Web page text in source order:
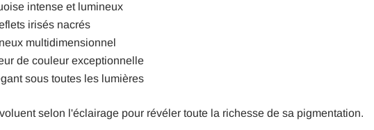
intense et lumineux
irisés nacrés
multidimensionnel
de couleur exceptionnelle
sous toutes les lumières
selon l'éclairage pour révéler toute la richesse de sa pigmentation.